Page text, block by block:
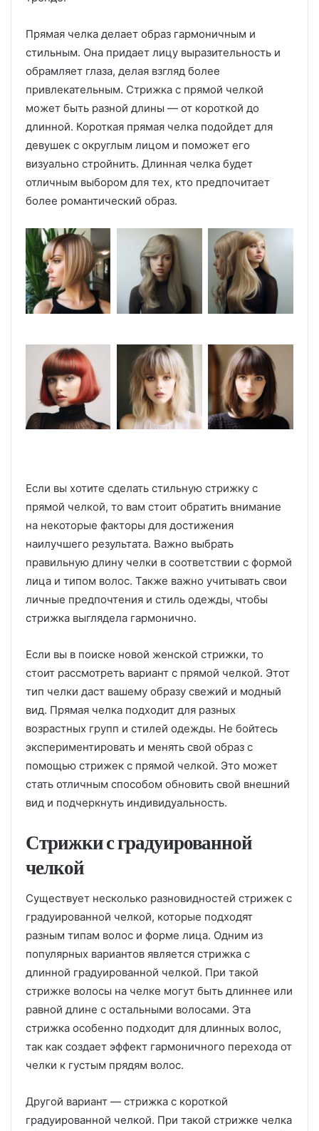
Прямая челка делает образ гармоничным и
стильным. Она придает лицу выразительность и
обрамляет глаза, делая взгляд более
привлекательным. Стрижка с прямой челкой
может быть разной длины — от короткой до
длинной. Короткая прямая челка подойдет для
девушек с округлым лицом и поможет его
визуально стройнить. Длинная челка будет
отличным выбором для тех, кто предпочитает
более романтический образ.
Если вы хотите сделать стильную стрижку с
прямой челкой, то вам стоит обратить внимание
на некоторые факторы для достижения
наилучшего результата. Важно выбрать
правильную длину челки в соответствии с формой
лица и типом волос. Также важно учитывать свои
личные предпочтения и стиль одежды, чтобы
стрижка выглядела гармонично.
Если вы в поиске новой женской стрижки, то
стоит рассмотреть вариант с прямой челкой. Этот
тип челки даст вашему образу свежий и модный
вид. Прямая челка подходит для разных
возрастных групп и стилей одежды. Не бойтесь
экспериментировать и менять свой образ с
помощью стрижек с прямой челкой. Это может
стать отличным способом обновить свой внешний
вид и подчеркнуть индивидуальность.
Стрижки с градуированной
челкой
Существует несколько разновидностей стрижек с
градуированной челкой, которые подходят
разным типам волос и форме лица. Одним из
популярных вариантов является стрижка с
длинной градуированной челкой. При такой
стрижке волосы на челке могут быть длиннее или
равной длине с остальными волосами. Эта
стрижка особенно подходит для длинных волос,
так как создает эффект гармоничного перехода от
челки к густым прядям волос.
Другой вариант — стрижка с короткой
градуированной челкой. При такой стрижке челка